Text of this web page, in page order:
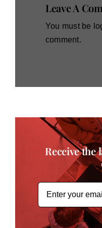
Leave A
You must be
comment.
Receive the